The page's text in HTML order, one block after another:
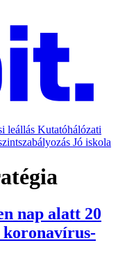
leállás Kutatóhálózati
Jó iskola
nap alatt 20
koronavírus-